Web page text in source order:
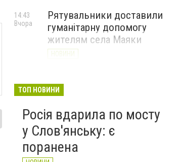
Рятувальники доставили
гуманітарну допомогу
жителям села Маяки
НОВИНИ
14:43
Вчора
онлайн-акція до Дня молоді
Вчора
ТОП НОВИНИ
Росія вдарила по мосту
у Слов'янську: є
поранена